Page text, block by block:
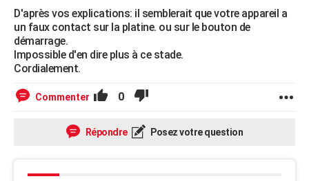
FORUM
Bricolage
Lifestyle
Culture
Sport
Auto
Television
Voyage
Cinema
D'après vos explications: il semblerait que votre appareil a
un faux contact sur la platine. ou sur le bouton de
démarrage.
Impossible d'en dire plus à ce stade.
Cordialement.
Commenter 0
Répondre Posez votre question